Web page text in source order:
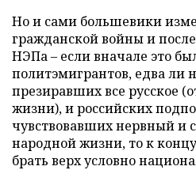
Но и сами большевики
гражданской войны и
НЭПа – если вначале это
политэмигрантов, едва ли
презиравших все русское
жизни), и российских
чувствовавших нервный и
народной жизни, то к
брать верх условно